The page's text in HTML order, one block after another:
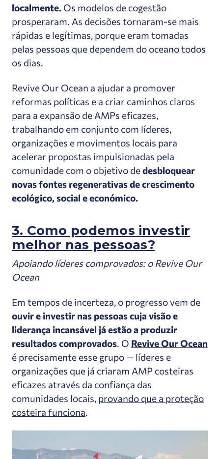
localmente.Os modelos de cogestão
prosperaram. As decisões tornaram-se mais
rápidas e legítimas, porque eram tomadas
pelas pessoas que dependem do oceano todos
os dias.
Revive Our Ocean a ajudar a promover
reformas políticas e a criar caminhos claros
para a expansão de AMPs eficazes,
trabalhando em conjunto com líderes,
organizações e movimentos locais para
acelerar propostas impulsionadas pela
comunidade com o objetivo dedesbloquear
novas fontes regenerativas de crescimento
ecológico, social e económico.
3. Como podemos investir
melhor nas pessoas?
Apoiando líderes comprovados: o Revive Our
Ocean
Em tempos de incerteza, o progresso vem de
ouvir e investir nas pessoas cuja visão e
liderança incansável já estão a produzir
resultados comprovados. O Revive Our Ocean
é precisamente esse grupo — líderes e
organizações que já criaram AMP costeiras
eficazes através da confiança das
comunidades locais, provando que a proteção
costeira funciona.